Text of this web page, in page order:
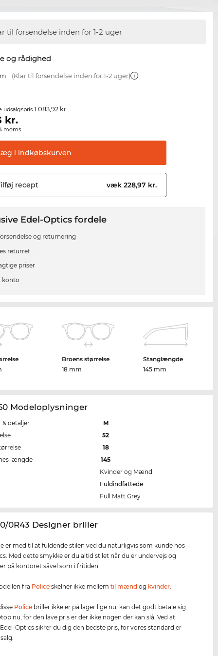
til forsendelse inden for 1-2 uger
og rådighed
(Klar til forsendelse inden for 1-2 uger)
udsalgspris1.083,92 kr.
kr.
moms
i indkøbskurven
recept væk 228,97 kr.
Edel-Optics fordele
og returnering
returret
priser
konto
Broens størrelse
18 mm
Stanglængde
145 mm
Modeloplysninger
& detaljer
M
52
18
længde
145
Kvinder og Mænd
Fuldindfattede
Full Matt Grey
0R43 Designer briller
er med til at fuldende stilen ved du naturligvis som kunde hos
Med dette smykke er du altid stilet når du er undervejs og
på kontoret såvel som i fritiden.
fra Police skelner ikke mellemtil mænd og kvinder.
Police briller ikke er på lager lige nu, kan det godt betale sig
nu, for den lave pris er der ikke nogen der kan slå. Ved at
Optics sikrer du dig den bedste pris, for vores standard er